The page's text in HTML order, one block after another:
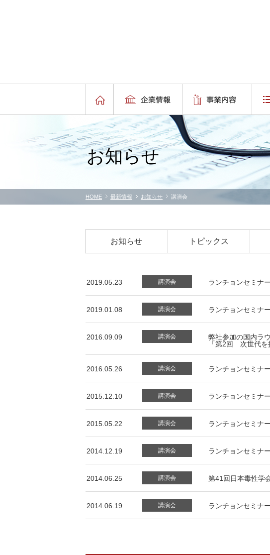
お知らせ
HOME 最新情報 お知らせ 講演会
お知らせ トピックス
2019.05.23 講演会 ランチョンセミナ
2019.01.08 講演会 ランチョンセミナ
2016.09.09 講演会
弊社参加の国内ラ
「第2回 次世代を
2016.05.26 講演会 ランチョンセミナ
2015.12.10 講演会 ランチョンセミナ
2015.05.22 講演会 ランチョンセミナ
2014.12.19 講演会 ランチョンセミナ
2014.06.25 講演会 第41回日本毒性学
2014.06.19 講演会 ランチョンセミナ